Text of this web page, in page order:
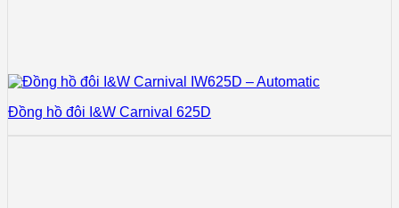
Đồng hồ đôi I&W Carnival 625D